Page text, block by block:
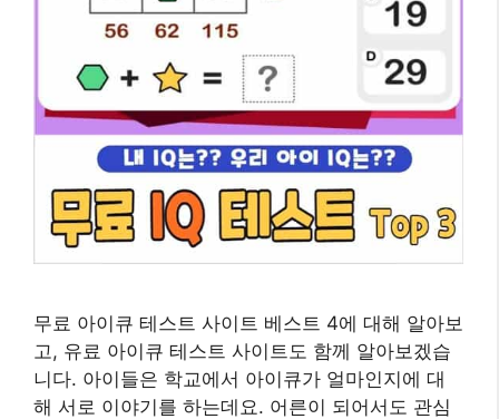
무료 아이큐 테스트 사이트 베스트 4에 대해 알아보
고, 유료 아이큐 테스트 사이트도 함께 알아보겠습
니다. 아이들은 학교에서 아이큐가 얼마인지에 대
해 서로 이야기를 하는데요. 어른이 되어서도 관심